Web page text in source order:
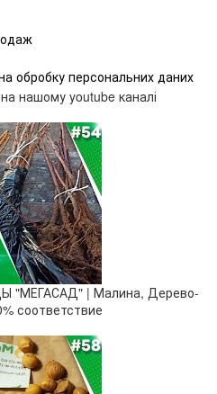
обробку персональних даних
нашому youtube каналі
| Малина, Дерево-
соответствие